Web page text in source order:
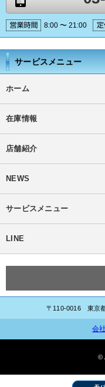
8:00 〜 21:00
サービスメニュー
ホーム
在庫情報
店舗紹介
NEWS
サービスメニュー
LINE
〒110-0016 東京
会
©